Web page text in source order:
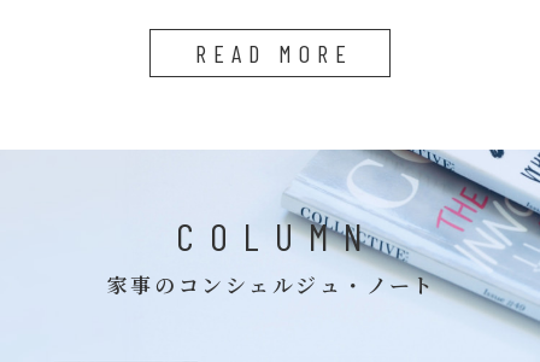
READ MORE
COLUMN
家事のコンシェルジュ・ノート